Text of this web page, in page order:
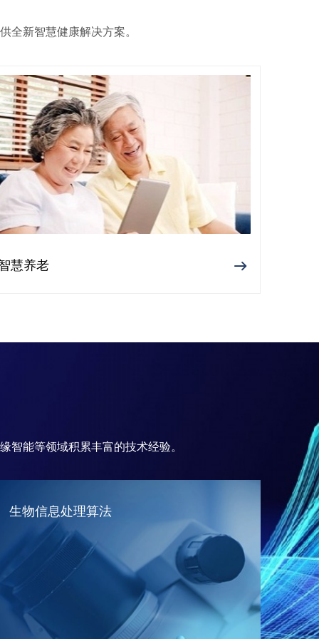
全新智慧健康解决方案。
慧养老 ꁹ
智能等领域积累丰富的技术经验。
生物信息处理算法